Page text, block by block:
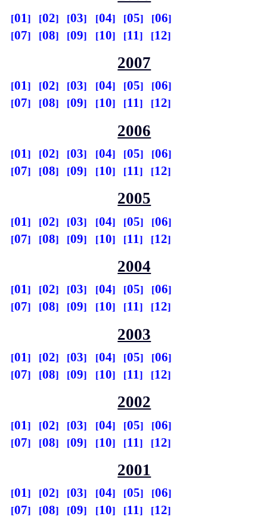
01 02 03 04 05
06
07
08 09 10 11 12
2007
01 02 03 04 05
06
07
08 09 10 11 12
2006
01 02 03 04 05
06
07
08 09 10 11 12
2005
01 02 03 04 05
06
07
08 09 10 11 12
2004
01 02 03 04 05
06
07
08 09 10 11 12
2003
01 02 03 04 05
06
07
08 09 10 11 12
2002
01 02 03 04 05
06
07
08 09 10 11 12
2001
01 02 03 04 05
06
07
08 09 10 11 12